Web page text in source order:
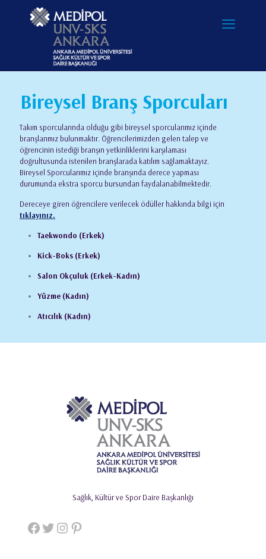
Bireysel Branş Sporcuları
Takım sporcularında olduğu gibi bireysel sporcularımız içinde
branşlarımız bulunmaktır. Öğrencilerimizden gelen talep ve
öğrencinin istediği branşın yetkinliklerini karşılaması
doğrultusunda istenilen branşlarada katılım sağlamaktayız.
Bireysel Sporcularımız içinde branşında derece yapması
durumunda ekstra sporcu bursundan faydalanabilmektedir.
Dereceye giren öğrencilere verilecek ödüller hakkında bilgi için
tıklayınız.
Taekwondo (Erkek)
Kick-Boks (Erkek)
Salon Okçuluk (Erkek-Kadın)
Yüzme (Kadın)
Atıcılık (Kadın)
Sağlık, Kültür ve Spor Daire Başkanlığı
Facebook
Twitter
Instagram
Pinterest